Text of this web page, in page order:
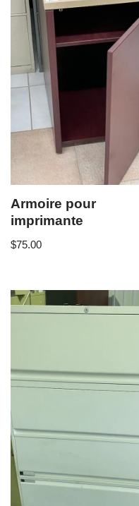
Armoire pour
imprimante
$75.00